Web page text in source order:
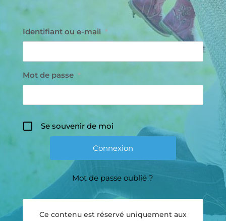
Identifiant ou e-mail *
Mot de passe *
Se souvenir de moi
Mot de passe oublié ?
Ce contenu est réservé uniquement aux